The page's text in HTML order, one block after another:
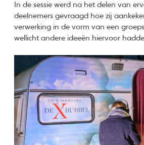
In de sessie werd na het delen van
deelnemers gevraagd hoe zij
verwerking in de vorm van een
wellicht andere ideeën hiervoor